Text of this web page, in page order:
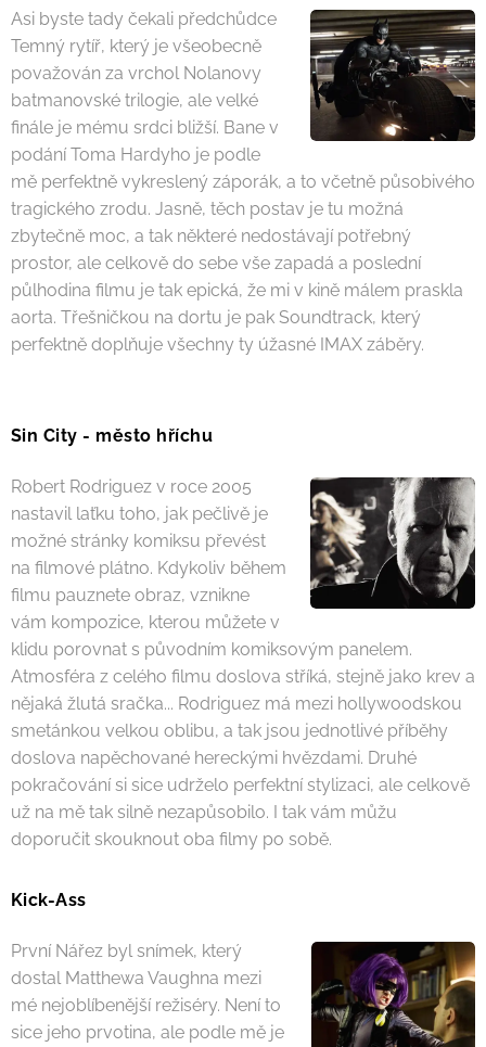
Asi byste tady čekali předchůdce
Temný rytíř, který je všeobecně
považován za vrchol Nolanovy
batmanovské trilogie, ale velké
finále je mému srdci bližší. Bane v
podání Toma Hardyho je podle
mě perfektně vykreslený záporák, a to včetně působivého
tragického zrodu. Jasně, těch postav je tu možná
zbytečně moc, a tak některé nedostávají potřebný
prostor, ale celkově do sebe vše zapadá a poslední
půlhodina filmu je tak epická, že mi v kině málem praskla
aorta. Třešničkou na dortu je pak Soundtrack, který
perfektně doplňuje všechny ty úžasné IMAX záběry.
Sin City - město hříchu
Robert Rodriguez v roce 2005
nastavil laťku toho, jak pečlivě je
možné stránky komiksu převést
na filmové plátno. Kdykoliv během
filmu pauznete obraz, vznikne
vám kompozice, kterou můžete v
klidu porovnat s původním komiksovým panelem.
Atmosféra z celého filmu doslova stříká, stejně jako krev a
nějaká žlutá sračka... Rodriguez má mezi hollywoodskou
smetánkou velkou oblibu, a tak jsou jednotlivé příběhy
doslova napěchované hereckými hvězdami. Druhé
pokračování si sice udrželo perfektní stylizaci, ale celkově
už na mě tak silně nezapůsobilo. I tak vám můžu
doporučit skouknout oba filmy po sobě.
Kick-Ass
První Nářez byl snímek, který
dostal Matthewa Vaughna mezi
mé nejoblíbenější režiséry. Není to
sice jeho prvotina, ale podle mě je